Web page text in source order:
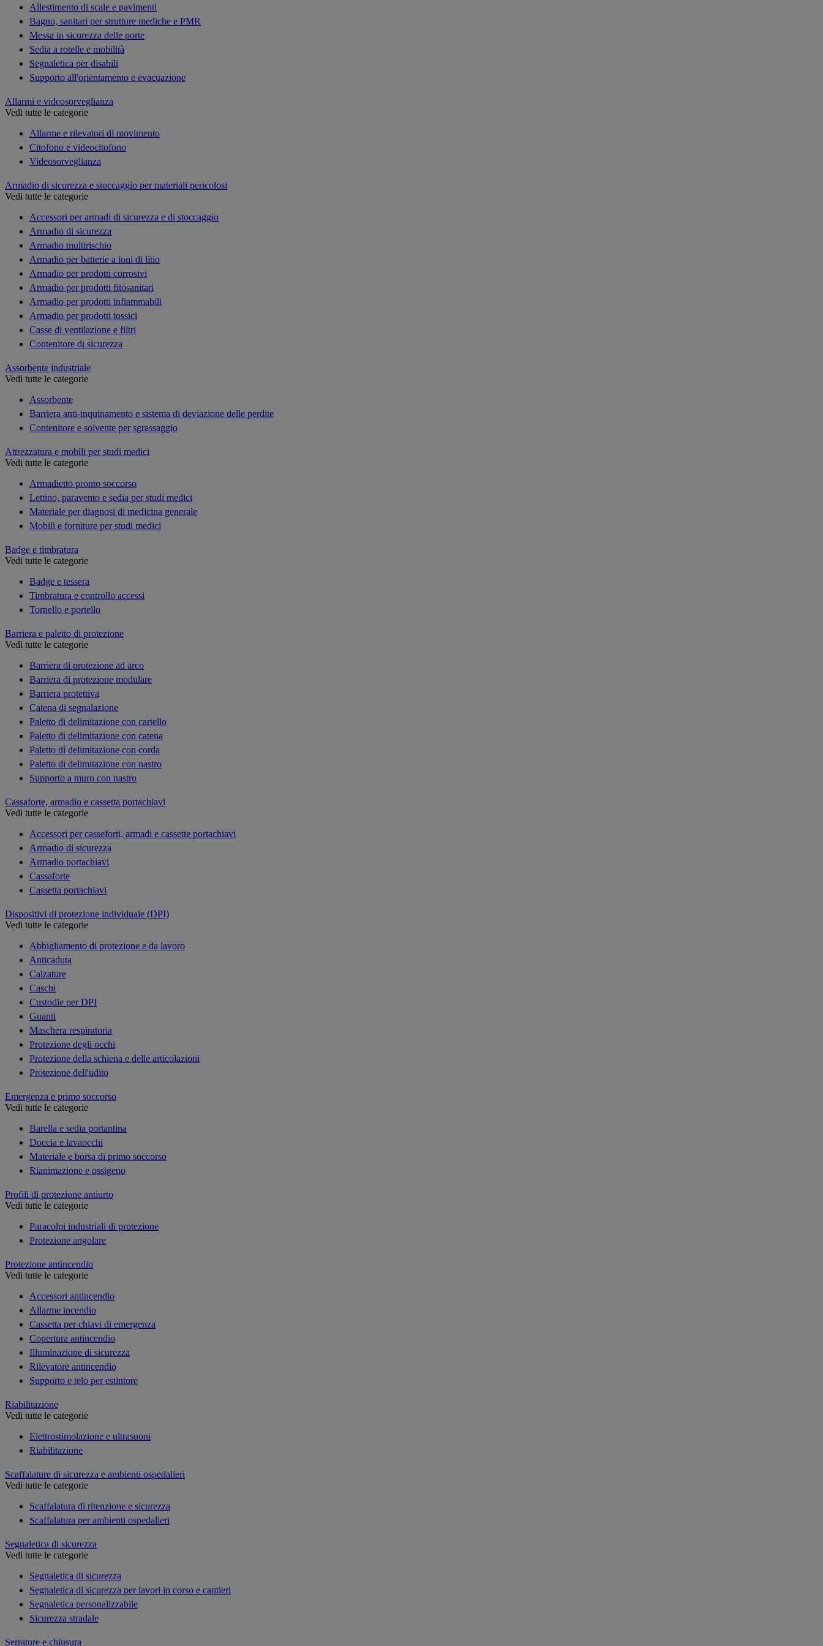
Allestimento di scale e pavimenti
Bagno, sanitari per strutture mediche e PMR
Messa in sicurezza delle porte
Sedia a rotelle e mobilità
Segnaletica per disabili
Supporto all'orientamento e evacuazione
Allarmi e videosorveglianza
Vedi tutte le categorie
Allarme e rilevatori di movimento
Citofono e videocitofono
Videosorveglianza
Armadio di sicurezza e stoccaggio per materiali pericolosi
Vedi tutte le categorie
Accessori per armadi di sicurezza e di stoccaggio
Armadio di sicurezza
Armadio multirischio
Armadio per batterie a ioni di litio
Armadio per prodotti corrosivi
Armadio per prodotti fitosanitari
Armadio per prodotti infiammabili
Armadio per prodotti tossici
Casse di ventilazione e filtri
Contenitore di sicurezza
Assorbente industriale
Vedi tutte le categorie
Assorbente
Barriera anti-inquinamento e sistema di deviazione delle perdite
Contenitore e solvente per sgrassaggio
Attrezzatura e mobili per studi medici
Vedi tutte le categorie
Armadietto pronto soccorso
Lettino, paravento e sedia per studi medici
Materiale per diagnosi di medicina generale
Mobili e forniture per studi medici
Badge e timbratura
Vedi tutte le categorie
Badge e tessera
Timbratura e controllo accessi
Tornello e portello
Barriera e paletto di protezione
Vedi tutte le categorie
Barriera di protezione ad arco
Barriera di protezione modulare
Barriera protettiva
Catena di segnalazione
Paletto di delimitazione con cartello
Paletto di delimitazione con catena
Paletto di delimitazione con corda
Paletto di delimitazione con nastro
Supporto a muro con nastro
Cassaforte, armadio e cassetta portachiavi
Vedi tutte le categorie
Accessori per casseforti, armadi e cassette portachiavi
Armadio di sicurezza
Armadio portachiavi
Cassaforte
Cassetta portachiavi
Dispositivi di protezione individuale (DPI)
Vedi tutte le categorie
Abbigliamento di protezione e da lavoro
Anticaduta
Calzature
Caschi
Custodie per DPI
Guanti
Maschera respiratoria
Protezione degli occhi
Protezione della schiena e delle articolazioni
Protezione dell'udito
Emergenza e primo soccorso
Vedi tutte le categorie
Barella e sedia portantina
Doccia e lavaocchi
Materiale e borsa di primo soccorso
Rianimazione e ossigeno
Profili di protezione antiurto
Vedi tutte le categorie
Paracolpi industriali di protezione
Protezione angolare
Protezione antincendio
Vedi tutte le categorie
Accessori antincendio
Allarme incendio
Cassetta per chiavi di emergenza
Copertura antincendio
Illuminazione di sicurezza
Rilevatore antincendio
Supporto e telo per estintore
Riabilitazione
Vedi tutte le categorie
Elettrostimolazione e ultrasuoni
Riabilitazione
Scaffalature di sicurezza e ambienti ospedalieri
Vedi tutte le categorie
Scaffalatura di ritenzione e sicurezza
Scaffalatura per ambienti ospedalieri
Segnaletica di sicurezza
Vedi tutte le categorie
Segnaletica di sicurezza
Segnaletica di sicurezza per lavori in corso e cantieri
Segnaletica personalizzabile
Sicurezza stradale
Serrature e chiusura